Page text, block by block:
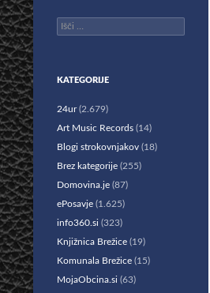
Išči:
KATEGORIJE
24ur(2.679)
Art Music Records (14)
Blogi strokovnjakov (18)
Brez kategorije (255)
Domovina.je (87)
ePosavje (1.625)
info360.si (323)
Knjižnica Brežice (19)
Komunala Brežice (15)
MojaObcina.si (63)